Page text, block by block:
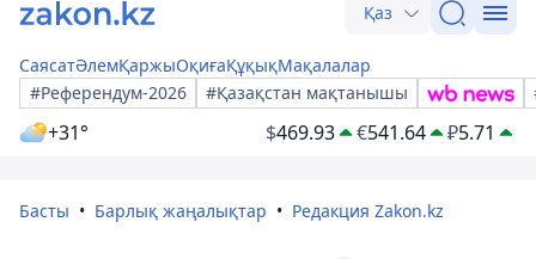
Қаз
СаясатӘлемҚаржыОқиғаҚұқықМақалалар
#Референдум-2026
#Қазақстан мақтанышы
+31° $469.93 €541.64 ₽5.71
Басты Барлық жаңалықтар Редакция Zakon.kz